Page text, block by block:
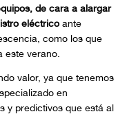
de cara a alargar
eléctricoante
como los que
este verano.
valor, ya que tenemos
en
y predictivos que está al